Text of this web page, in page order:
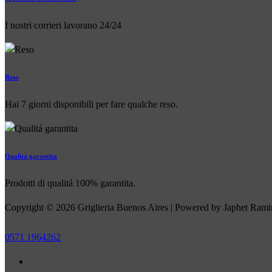
I nostri corrieri lavorano 24/24
Reso
Hai 7 giorni disponibili per fare qualche reso.
Qualitá garantita
Prodotti di qualitá 100% garantita.
Copyright © 2026 Griglieria Buenos Aires | Powered by Japhet
0571 1964262